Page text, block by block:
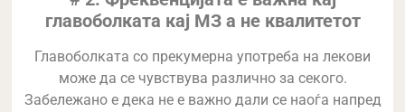
главоболката кај МЗ а не квалитетот
Главоболката со прекумерна употреба на лекови
може да се чувствува различно за секого.
Забележано е дека не е важно дали се наоѓа напред